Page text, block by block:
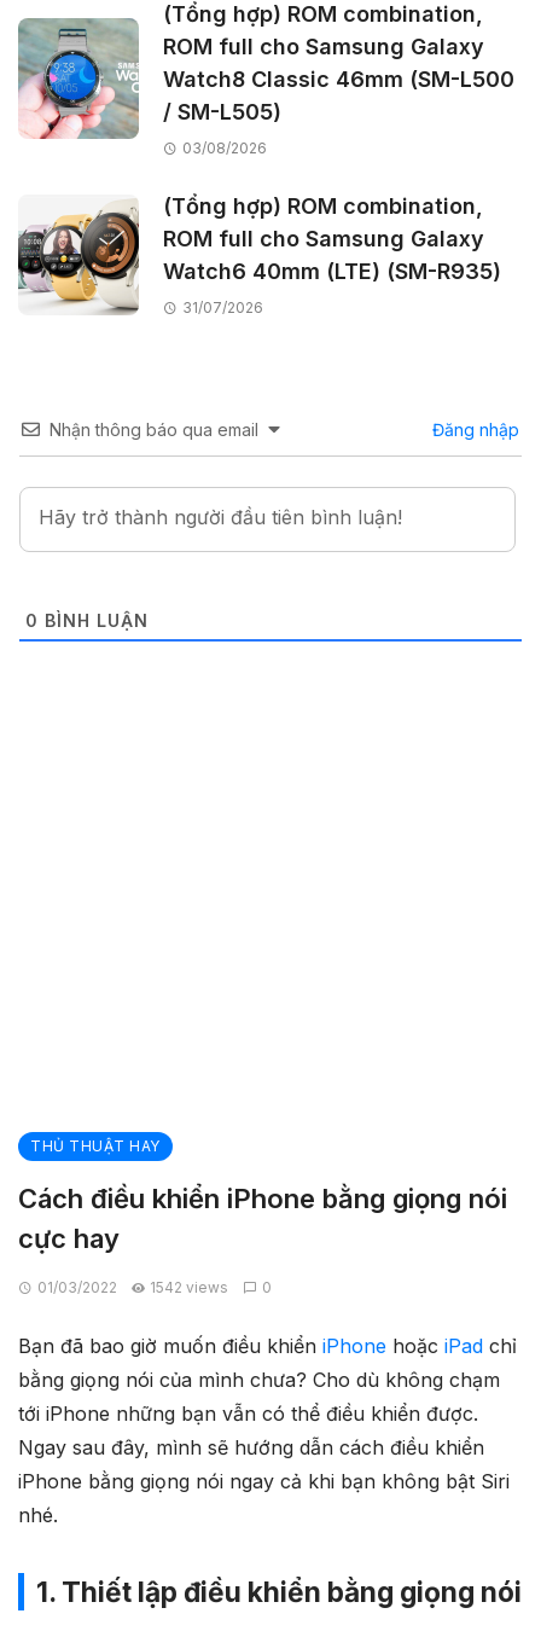
(Tổng hợp) ROM combination,
ROM full cho Samsung Galaxy
Watch8 Classic 46mm (SM-L500
/ SM-L505)
03/08/2026
(Tổng hợp) ROM combination,
ROM full cho Samsung Galaxy
Watch6 40mm (LTE) (SM-R935)
31/07/2026
Nhận thông báo qua email Đăng nhập
0 BÌNH LUẬN
THỦ THUẬT HAY
Cách điều khiển iPhone bằng giọng nói
cực hay
01/03/2022 1542 views 0
Bạn đã bao giờ muốn điều khiển iPhone hoặc iPad chỉ
bằng giọng nói của mình chưa? Cho dù không chạm
tới iPhone những bạn vẫn có thể điều khiển được.
Ngay sau đây, mình sẽ hướng dẫn cách điều khiển
iPhone bằng giọng nói ngay cả khi bạn không bật Siri
nhé.
1. Thiết lập điều khiển bằng giọng nói